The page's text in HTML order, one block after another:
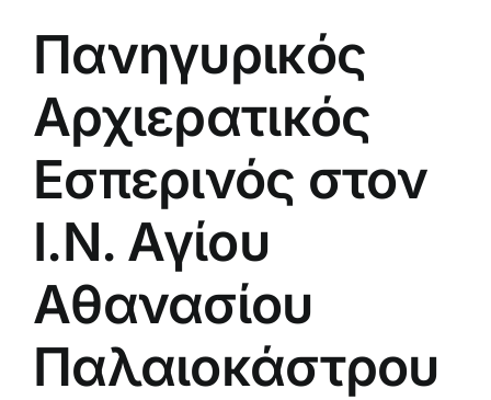
Πανηγυρικός
Αρχιερατικός
Εσπερινός στον
Ι.Ν. Αγίου
Αθανασίου
Παλαιοκάστρου